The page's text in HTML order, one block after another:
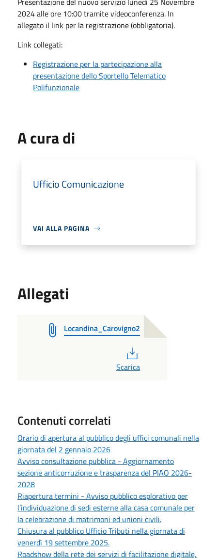
2024 alle ore 10:00 tramite videoconferenza. In
allegato il link per la registrazione (obbligatoria).
Link collegati:
Registrazione per la partecipazione alla
presentazione dello Sportello Telematico
Polifunzionale
A cura di
Ufficio Comunicazione
VAI ALLA PAGINA
Allegati
Locandina_Carovigno2
Scarica
Contenuti correlati
Orario di apertura al pubblico degli uffici comunali nella
giornata del 2 gennaio 2026
Avviso consultazione pubblica - Aggiornamento
sezione anticorruzione e trasparenza del PIAO 2026-
2028
Riapertura termini - Avviso pubblico esplorativo per
l’individuazione di sedi esterne alla casa comunale per
la celebrazione di matrimoni ed unioni civili.
Chiusura al pubblico Ufficio Tributi nella giornata di
venerdì 19 settembre 2025.
Roadshow della rete dei servizi di facilitazione digitale,